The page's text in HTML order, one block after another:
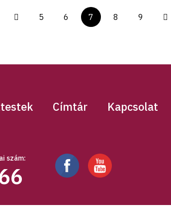
5 6 7 8 9
Címtár Kapcsolat
szám: